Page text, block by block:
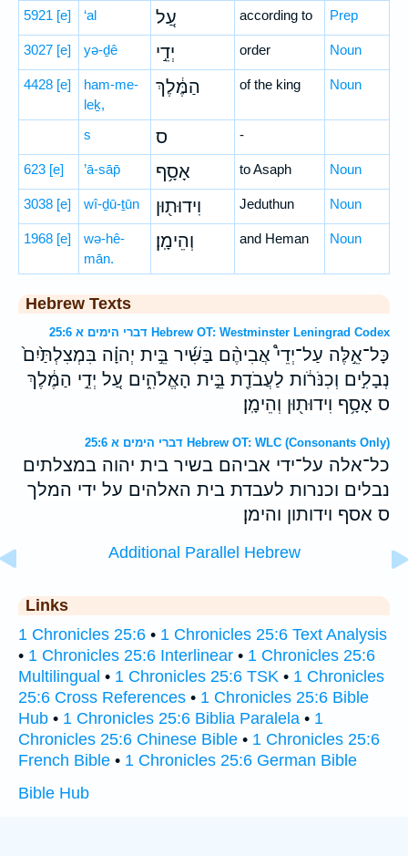
5921 [e] ‘al עַ֚ל according to Prep
3027 [e] yə-ḏê יְדֵ֣י order Noun
4428 [e]
ham-me-
leḵ,
הַמֶּ֔לֶךְ of the king Noun
s ס -
623 [e] ’ā-sāp̄ אָסָ֥ף to Asaph Noun
3038 [e] wî-ḏū-ṯūn וִידוּת֖וּן Jeduthun Noun
1968 [e]
wə-hê-
mān.
וְהֵימָֽן׃ and Heman Noun
Hebrew Texts
דברי הימים א 25:6 Hebrew OT: Westminster Leningrad Codex
כָּל־אֵ֣לֶּה עַל־יְדֵי֩ אֲבִיהֶ֨ם בַּשִּׁ֜יר בֵּ֣ית יְהוָ֗ה בִּמְצִלְתַּ֙יִם֙
נְבָלִ֣ים וְכִנֹּרֹ֔ות לַעֲבֹדַ֖ת בֵּ֣ית הָאֱלֹהִ֑ים עַ֚ל יְדֵ֣י הַמֶּ֔לֶךְ
ס אָסָ֥ף וִידוּת֖וּן וְהֵימָֽן׃
דברי הימים א 25:6 Hebrew OT: WLC (Consonants Only)
כל־אלה על־ידי אביהם בשיר בית יהוה במצלתים
נבלים וכנרות לעבדת בית האלהים על ידי המלך
ס אסף וידותון והימן׃
Additional Parallel Hebrew
Links
1 Chronicles 25:6 • 1 Chronicles 25:6 Text Analysis
• 1 Chronicles 25:6 Interlinear • 1 Chronicles 25:6
Multilingual • 1 Chronicles 25:6 TSK • 1 Chronicles
25:6 Cross References • 1 Chronicles 25:6 Bible
Hub • 1 Chronicles 25:6 Biblia Paralela • 1
Chronicles 25:6 Chinese Bible • 1 Chronicles 25:6
French Bible • 1 Chronicles 25:6 German Bible
Bible Hub